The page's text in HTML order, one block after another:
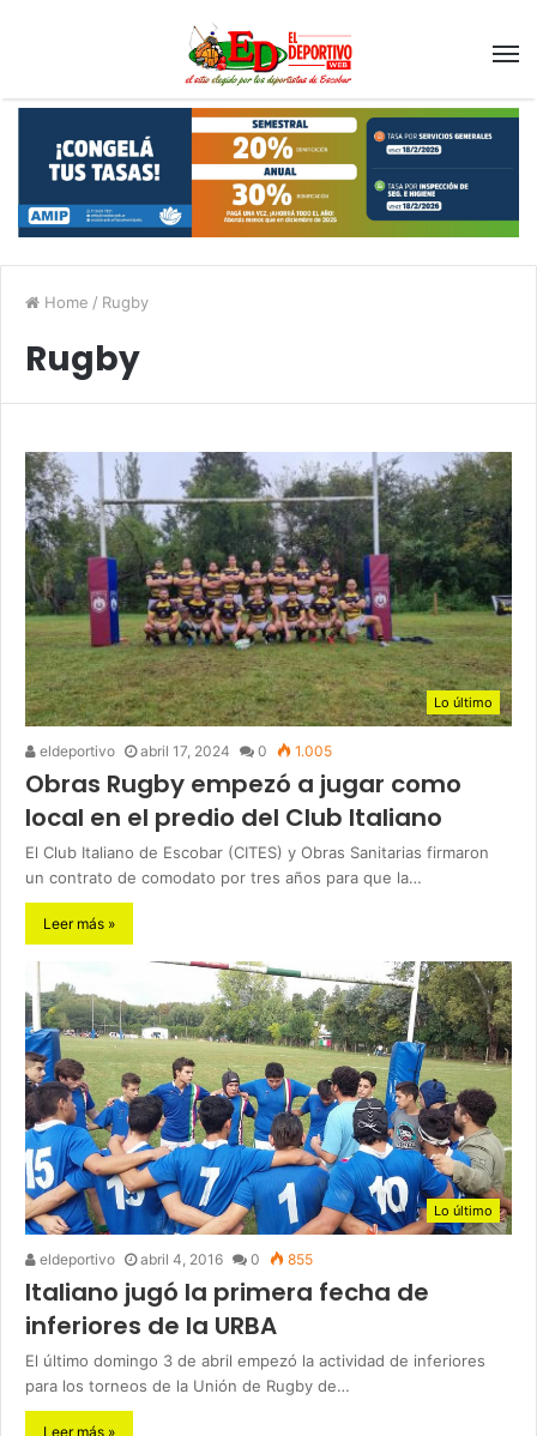
Home / Rugby
Rugby
Lo último
eldeportivo abril 17, 2024 0 1.005
Obras Rugby empezó a jugar como
local en el predio del Club Italiano
El Club Italiano de Escobar (CITES) y Obras Sanitarias firmaron
un contrato de comodato por tres años para que la…
Leer más »
Lo último
eldeportivo abril 4, 2016 0 855
Italiano jugó la primera fecha de
inferiores de la URBA
El último domingo 3 de abril empezó la actividad de inferiores
para los torneos de la Unión de Rugby de…
Leer más »